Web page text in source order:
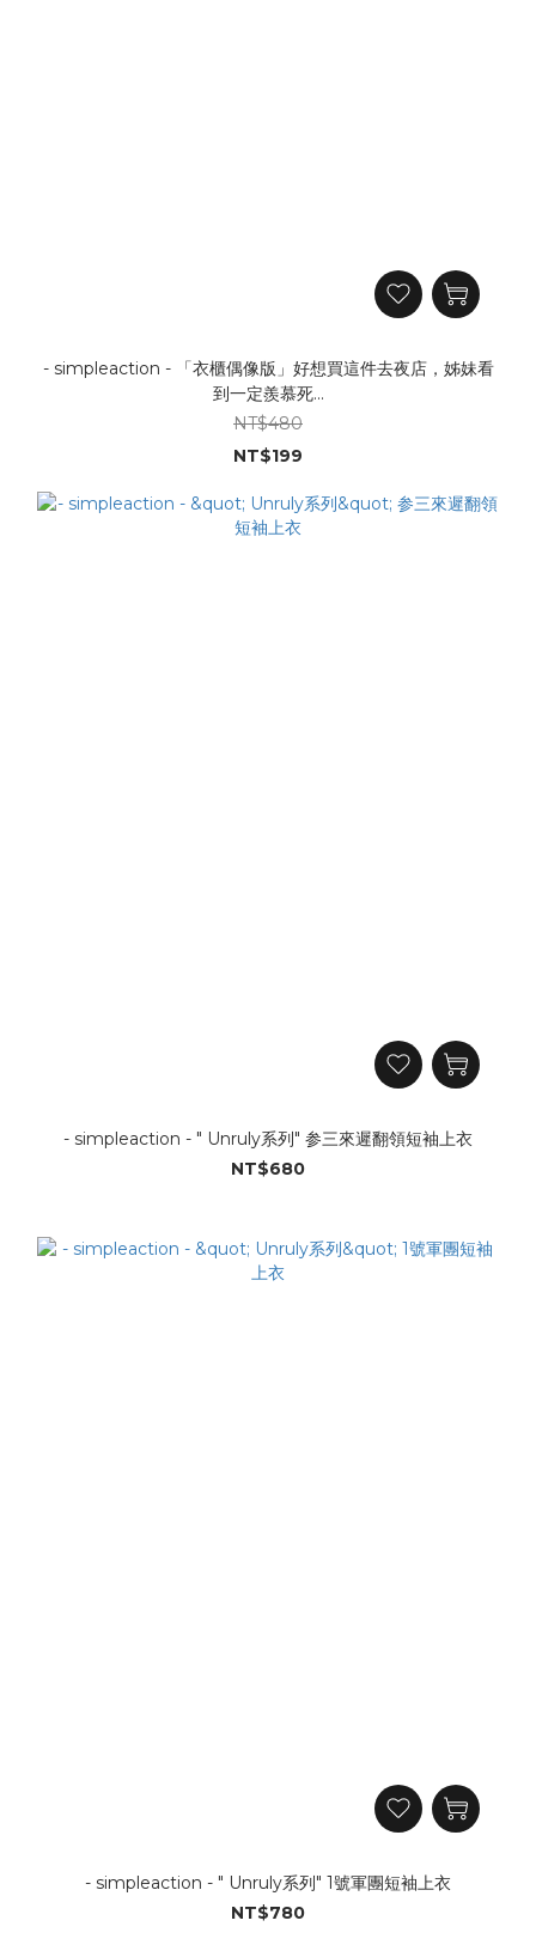
- simpleaction - 「衣櫃偶像版」好想買這件去夜店，姊妹看
到一定羨慕死...
NT$480
NT$199
- simpleaction - " Unruly系列" 参三來遲翻領短袖上衣
NT$680
- simpleaction - " Unruly系列" 1號軍團短袖上衣
NT$780